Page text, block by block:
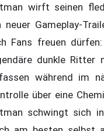
wirft seinen
neuer Gameplay-
Fans freuen
dunkle Ritter
während im
über eine
schwingt sich